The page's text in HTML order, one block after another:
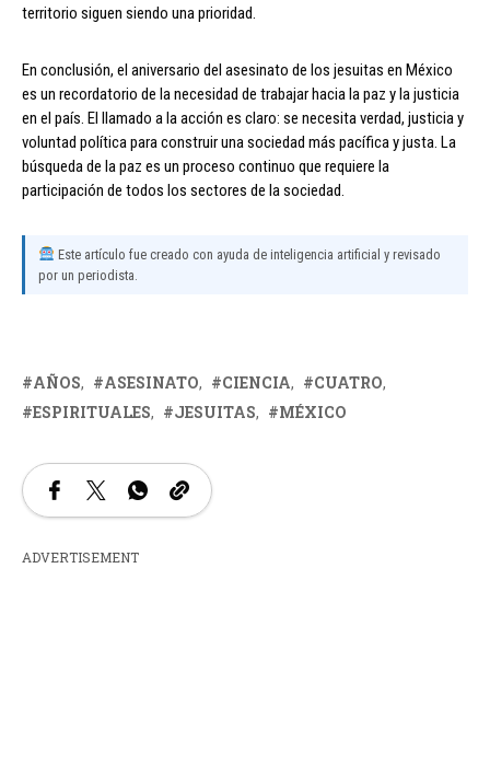
territorio siguen siendo una prioridad.
En conclusión, el aniversario del asesinato de los jesuitas en México
es un recordatorio de la necesidad de trabajar hacia la paz y la justicia
en el país. El llamado a la acción es claro: se necesita verdad, justicia y
voluntad política para construir una sociedad más pacífica y justa. La
búsqueda de la paz es un proceso continuo que requiere la
participación de todos los sectores de la sociedad.
Este artículo fue creado con ayuda de inteligencia artificial y revisado
por un periodista.
AÑOS ASESINATO CIENCIA
CUATRO
ESPIRITUALES
JESUITAS MÉXICO
ADVERTISEMENT